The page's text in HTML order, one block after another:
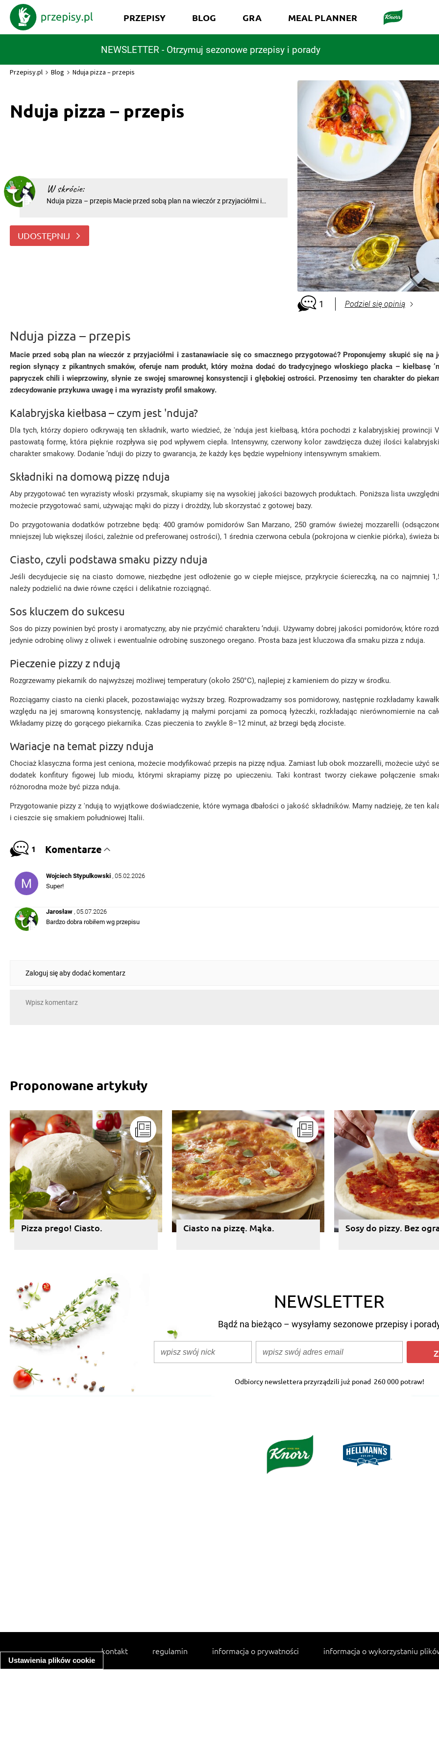
Ustawienia plików cookie
NEWSLETTER - Otrzymuj sezonowe przepisy i porady
PRZEPISY BLOG GRA MEAL PLANNER
Przepisy.pl Blog Nduja pizza – przepis
Nduja pizza – przepis
W skrócie:
Nduja pizza – przepis Macie przed sobą plan na wieczór z przyjaciółmi i
słynący z pikantnych smaków, oferuje nam p
UDOSTĘPNIJ
1 Podziel się opinią
Nduja pizza – przepis
Macie przed sobą plan na wieczór z przyjaciółmi i zastanawiacie się co smacznego przygotować? Proponujemy skupić się na
region słynący z pikantnych smaków, oferuje nam produkt, który można dodać do tradycyjnego włoskiego placka – kiełbasę
papryczek chili i wieprzowiny, słynie ze swojej smarownej konsystencji i głębokiej ostrości. Przenosimy ten charakter do
zdecydowanie przykuwa uwagę i ma wyrazisty profil smakowy.
Kalabryjska kiełbasa – czym jest 'nduja?
Dla tych, którzy dopiero odkrywają ten składnik, warto wiedzieć, że 'nduja jest kiełbasą, która pochodzi z kalabryjskiej
pastowatą formę, która pięknie rozpływa się pod wpływem ciepła. Intensywny, czerwony kolor zawdzięcza dużej ilości
charakter smakowy. Dodanie ‘nduji do pizzy to gwarancja, że każdy kęs będzie wypełniony intensywnym smakiem.
Składniki na domową pizzę nduja
Aby przygotować ten wyrazisty włoski przysmak, skupiamy się na wysokiej jakości bazowych produktach. Poniższa lista
możecie przygotować sami, używając mąki do pizzy i drożdży, lub skorzystać z gotowej bazy.
Do przygotowania dodatków potrzebne będą: 400 gramów pomidorów San Marzano, 250 gramów świeżej mozzarelli
mniejszej lub większej ilości, zależnie od preferowanej ostrości), 1 średnia czerwona cebula (pokrojona w cienkie piórka), świeża
Ciasto, czyli podstawa smaku pizzy nduja
Jeśli decydujecie się na ciasto domowe, niezbędne jest odłożenie go w ciepłe miejsce, przykrycie ściereczką, na co najmniej
należy podzielić na dwie równe części i delikatnie rozciągnąć.
Sos kluczem do sukcesu
Sos do pizzy powinien być prosty i aromatyczny, aby nie przyćmić charakteru ‘nduji. Używamy dobrej jakości pomidorów, które
jedynie odrobinę oliwy z oliwek i ewentualnie odrobinę suszonego oregano. Prosta baza jest kluczowa dla smaku pizza z nduja.
Pieczenie pizzy z ndują
Rozgrzewamy piekarnik do najwyższej możliwej temperatury (około 250°C), najlepiej z kamieniem do pizzy w środku.
Rozciągamy ciasto na cienki placek, pozostawiając wyższy brzeg. Rozprowadzamy sos pomidorowy, następnie rozkładamy
względu na jej smarowną konsystencję, nakładamy ją małymi porcjami za pomocą łyżeczki, rozkładając nierównomiernie na
Wkładamy pizzę do gorącego piekarnika. Czas pieczenia to zwykle 8–12 minut, aż brzegi będą złociste.
Wariacje na temat pizzy nduja
Chociaż klasyczna forma jest ceniona, możecie modyfikować przepis na pizzę ndjua. Zamiast lub obok mozzarelli, możecie użyć
dodatek konfitury figowej lub miodu, którymi skrapiamy pizzę po upieczeniu. Taki kontrast tworzy ciekawe połączenie
różnorodna może być pizza nduja.
Przygotowanie pizzy z 'ndują to wyjątkowe doświadczenie, które wymaga dbałości o jakość składników. Mamy nadzieję, że ten
i cieszcie się smakiem południowej Italii.
1 Komentarze
Wojciech Stypulkowski , 05.02.2026
Super!
Jarosław , 05.07.2026
Bardzo dobra robiłem wg przepisu
Zaloguj się aby dodać komentarz
Proponowane artykuły
Pizza prego! Ciasto. Ciasto na pizzę. Mąka. Sosy do pizzy. Bez
NEWSLETTER
Bądź na bieżąco – wysyłamy sezonowe przepisy i
Odbiorcy newslettera przyrządzili już ponad 260 000 potraw!
kontakt regulamin informacja o prywatności informacja o wykorzystaniu
Najpopularniejsze przepisy